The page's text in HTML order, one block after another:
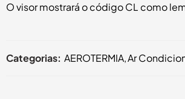
O visor mostrará o código CL como
Categorias: AEROTERMIA,Ar